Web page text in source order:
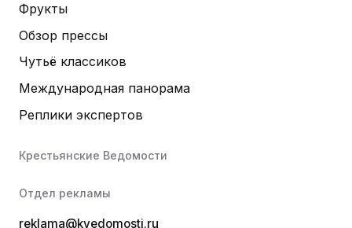
Фрукты
Обзор прессы
Чутьё классиков
Международная панорама
Реплики экспертов
Крестьянские Ведомости
Отдел рекламы
reklama@kvedomosti.ru